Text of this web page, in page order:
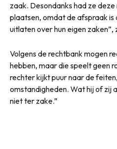
zaak. Desondanks had ze
plaatsen, omdat de afspraak
uitlaten over hun eigen
Volgens de rechtbank mogen
hebben, maar die speelt geen
rechter kijkt puur naar de
omstandigheden. Wat hij of zij
niet ter zake.”